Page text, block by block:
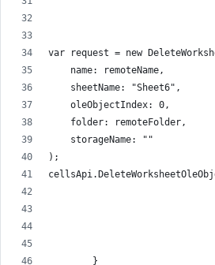
var request = new
    name: remoteName,
    sheetName: "Sheet6",
    oleObjectIndex: 0,
    folder: remoteFolder,
    storageName: ""
);
        }